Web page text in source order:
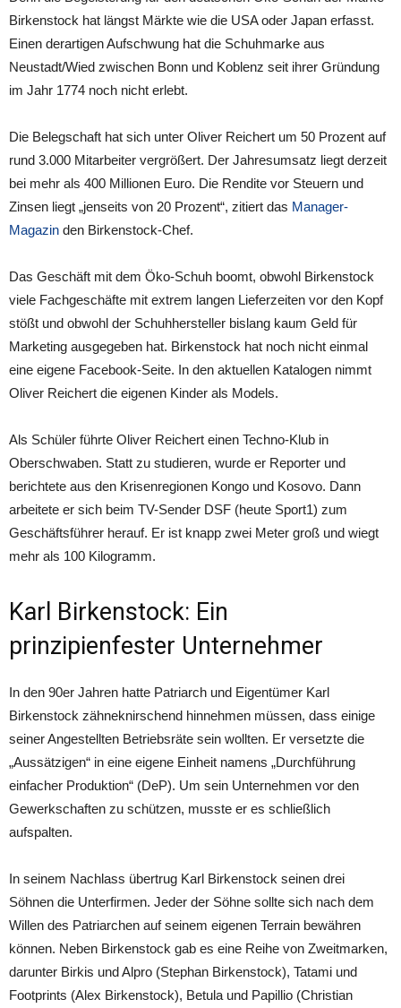
Birkenstock hat längst Märkte wie die USA oder Japan erfasst.
Einen derartigen Aufschwung hat die Schuhmarke aus
Neustadt/Wied zwischen Bonn und Koblenz seit ihrer Gründung
im Jahr 1774 noch nicht erlebt.
Die Belegschaft hat sich unter Oliver Reichert um 50 Prozent auf
rund 3.000 Mitarbeiter vergrößert. Der Jahresumsatz liegt derzeit
bei mehr als 400 Millionen Euro. Die Rendite vor Steuern und
Zinsen liegt „jenseits von 20 Prozent“, zitiert das Manager-
Magazin den Birkenstock-Chef.
Das Geschäft mit dem Öko-Schuh boomt, obwohl Birkenstock
viele Fachgeschäfte mit extrem langen Lieferzeiten vor den Kopf
stößt und obwohl der Schuhhersteller bislang kaum Geld für
Marketing ausgegeben hat. Birkenstock hat noch nicht einmal
eine eigene Facebook-Seite. In den aktuellen Katalogen nimmt
Oliver Reichert die eigenen Kinder als Models.
Als Schüler führte Oliver Reichert einen Techno-Klub in
Oberschwaben. Statt zu studieren, wurde er Reporter und
berichtete aus den Krisenregionen Kongo und Kosovo. Dann
arbeitete er sich beim TV-Sender DSF (heute Sport1) zum
Geschäftsführer herauf. Er ist knapp zwei Meter groß und wiegt
mehr als 100 Kilogramm.
Karl Birkenstock: Ein
prinzipienfester Unternehmer
In den 90er Jahren hatte Patriarch und Eigentümer Karl
Birkenstock zähneknirschend hinnehmen müssen, dass einige
seiner Angestellten Betriebsräte sein wollten. Er versetzte die
„Aussätzigen“ in eine eigene Einheit namens „Durchführung
einfacher Produktion“ (DeP). Um sein Unternehmen vor den
Gewerkschaften zu schützen, musste er es schließlich
aufspalten.
In seinem Nachlass übertrug Karl Birkenstock seinen drei
Söhnen die Unterfirmen. Jeder der Söhne sollte sich nach dem
Willen des Patriarchen auf seinem eigenen Terrain bewähren
können. Neben Birkenstock gab es eine Reihe von Zweitmarken,
darunter Birkis und Alpro (Stephan Birkenstock), Tatami und
Footprints (Alex Birkenstock), Betula und Papillio (Christian